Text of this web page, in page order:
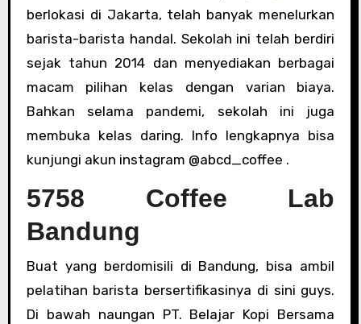
berlokasi di Jakarta, telah banyak menelurkan
barista-barista handal. Sekolah ini telah berdiri
sejak tahun 2014 dan menyediakan berbagai
macam pilihan kelas dengan varian biaya.
Bahkan selama pandemi, sekolah ini juga
membuka kelas daring. Info lengkapnya bisa
kunjungi akun instagram @abcd_coffee .
5758 Coffee Lab
Bandung
Buat yang berdomisili di Bandung, bisa ambil
pelatihan barista bersertifikasinya di sini guys.
Di bawah naungan PT. Belajar Kopi Bersama